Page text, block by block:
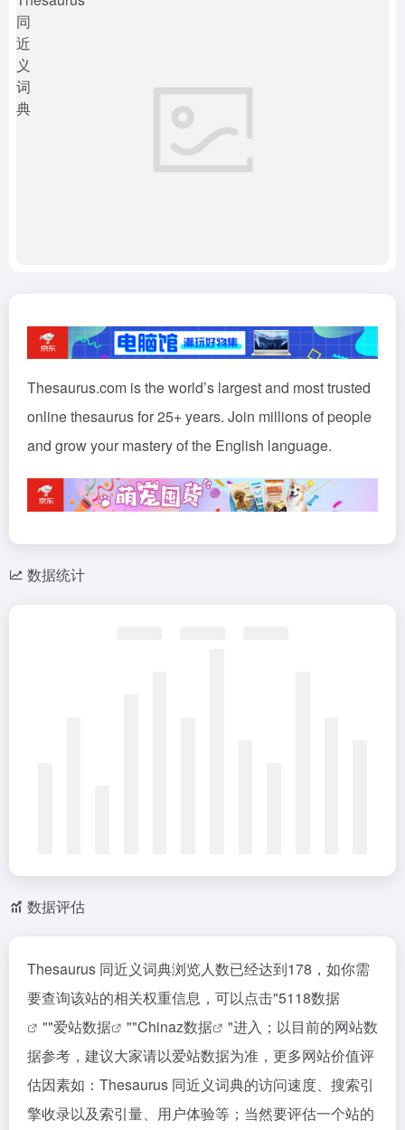
Thesaurus.com is the world’s largest and most trusted
online thesaurus for 25+ years. Join millions of people
and grow your mastery of the English language.
数据统计
数据评估
Thesaurus 同近义词典浏览人数已经达到178，如你需
要查询该站的相关权重信息，可以点击"5118数据
""爱站数据 ""Chinaz数据
"进入；以目前的网站数
据参考，建议大家请以爱站数据为准，更多网站价值评
估因素如：Thesaurus 同近义词典的访问速度、搜索引
擎收录以及索引量、用户体验等；当然要评估一个站的